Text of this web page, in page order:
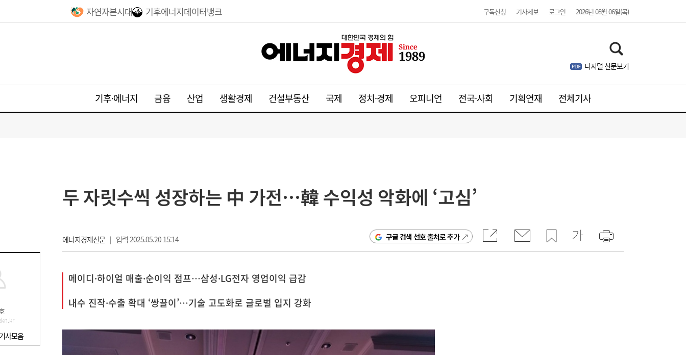
자연자본시대 기후에너지데이터뱅크 구독신청 기사제보 로그인 2026년 08월 06일(목)
디지털 신문보기
기후·에너지 금융 산업 생활경제 건설부동산 국제 정치·경제 오피니언 전국·사회 기획연재 전체기사
사모음
두 자릿수씩 성장하는 中 가전…韓 수익성 악화에 ‘고심’
에너지경제신문| 입력 2025.05.20 15:14 구글 검색 선호 출처로 추가
메이디·하이얼 매출·순이익 점프…삼성·LG전자 영업이익 급감
내수 진작·수출 확대 ‘쌍끌이’…기술 고도화로 글로벌 입지 강화